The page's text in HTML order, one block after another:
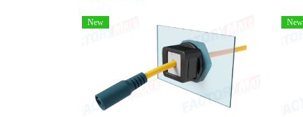
New New